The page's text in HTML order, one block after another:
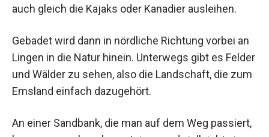
auch gleich die Kajaks oder Kanadier ausleihen.
Gebadet wird dann in nördliche Richtung vorbei an
Lingen in die Natur hinein. Unterwegs gibt es Felder
und Wälder zu sehen, also die Landschaft, die zum
Emsland einfach dazugehört.
An einer Sandbank, die man auf dem Weg passiert,